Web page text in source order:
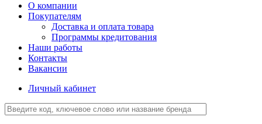
О компании
Покупателям
Доставка и оплата товара
Программы кредитования
Наши работы
Контакты
Вакансии
Личный кабинет